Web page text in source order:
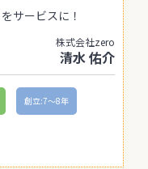
サービスに！
株式会社zero
清水 佑介
創立:7〜8年